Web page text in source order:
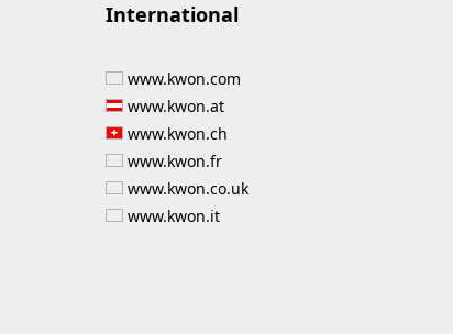
International
www.kwon.com
www.kwon.at
www.kwon.ch
www.kwon.fr
www.kwon.co.uk
www.kwon.it